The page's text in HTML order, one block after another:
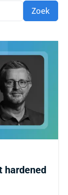
Zoek
hardened